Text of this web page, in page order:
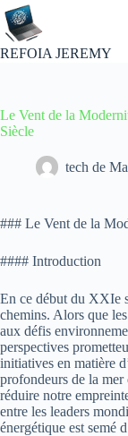
Passer
au
contenu
REFOIA JEREMY
Le Vent de la
Siècle
tech de
### Le Vent de la
#### Introduction
En ce début du XXIe
chemins. Alors que
aux défis
perspectives
initiatives en matière
profondeurs de la
réduire notre
entre les leaders
énergétique est semé